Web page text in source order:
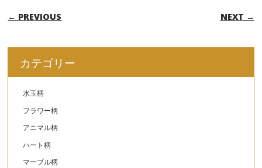
POST NAVIGATION
← PREVIOUS NEXT →
カテゴリー
水玉柄
フラワー柄
アニマル柄
ハート柄
マーブル柄